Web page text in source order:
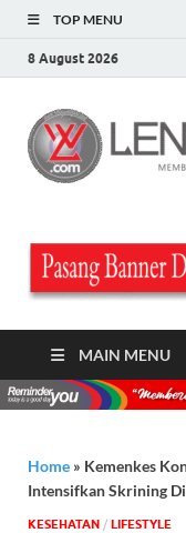
TOP MENU
8 August 2026
MAIN MENU
Home » Kemenkes
Intensifkan Skrining
KESEHATAN / ‎LIFESTYLE